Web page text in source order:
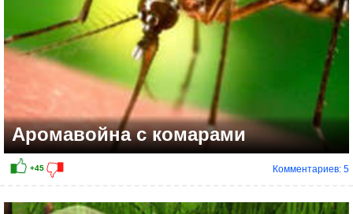
Аромавойна с комарами
Комментариев: 5